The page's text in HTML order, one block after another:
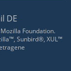
DE
Foundation.
Sunbird®, XUL™